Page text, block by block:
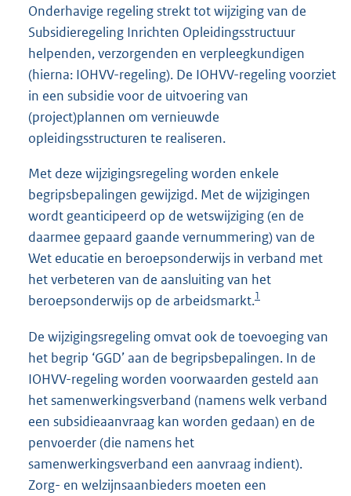
Onderhavige regeling strekt tot wijziging van de
Subsidieregeling Inrichten Opleidingsstructuur
helpenden, verzorgenden en verpleegkundigen
(hierna: IOHVV-regeling). De IOHVV-regeling voorziet
in een subsidie voor de uitvoering van
(project)plannen om vernieuwde
opleidingsstructuren te realiseren.
Met deze wijzigingsregeling worden enkele
begripsbepalingen gewijzigd. Met de wijzigingen
wordt geanticipeerd op de wetswijziging (en de
daarmee gepaard gaande vernummering) van de
Wet educatie en beroepsonderwijs in verband met
het verbeteren van de aansluiting van het
beroepsonderwijs op de arbeidsmarkt.1
De wijzigingsregeling omvat ook de toevoeging van
het begrip ‘GGD’ aan de begripsbepalingen. In de
IOHVV-regeling worden voorwaarden gesteld aan
het samenwerkingsverband (namens welk verband
een subsidieaanvraag kan worden gedaan) en de
penvoerder (die namens het
samenwerkingsverband een aanvraag indient).
Zorg- en welzijnsaanbieders moeten een